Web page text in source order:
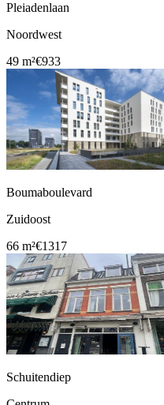
Pleiadenlaan
Noordwest
49 m²€933
Boumaboulevard
Zuidoost
66 m²€1317
Schuitendiep